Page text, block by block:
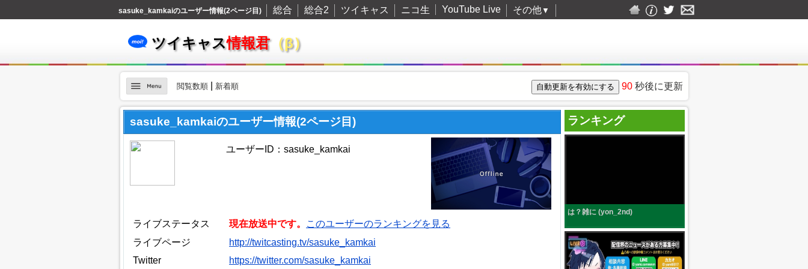
sasuke_kamkaiのユーザー情報(2ページ目) 総合 総合2 ツイキャス ニコ生 YouTube Live その他▼
ツイキャス情報君（β）
閲覧数順| 新着順 90秒後に更新
sasuke_kamkaiのユーザー情報(2ページ目)
ユーザーID：sasuke_kamkai
ライブステータス 現在放送中です。
このユーザーのランキングを見る
ライブページ
http://twitcasting.tv/sasuke_kamkai
Twitter
https://twitter.com/sasuke_kamkai
ランキング
は？雑に (yon_2nd)